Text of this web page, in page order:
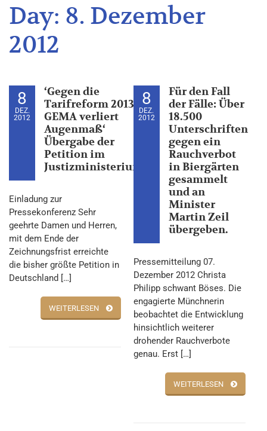
Day: 8. Dezember
2012
8
DEZ.
2012
‘Gegen die
Tarifreform 2013 –
GEMA verliert
Augenmaß‘
Übergabe der
Petition im
Justizministerium
Einladung zur
Pressekonferenz Sehr
geehrte Damen und Herren,
mit dem Ende der
Zeichnungsfrist erreichte
die bisher größte Petition in
Deutschland […]
WEITERLESEN
8
DEZ.
2012
Für den Fall
der Fälle: Über
18.500
Unterschriften
gegen ein
Rauchverbot
in Biergärten
gesammelt
und an
Minister
Martin Zeil
übergeben.
Pressemitteilung 07.
Dezember 2012 Christa
Philipp schwant Böses. Die
engagierte Münchnerin
beobachtet die Entwicklung
hinsichtlich weiterer
drohender Rauchverbote
genau. Erst […]
WEITERLESEN